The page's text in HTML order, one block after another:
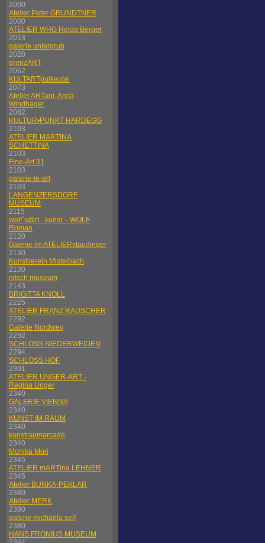
2000
Atelier Peter GRUNDTNER
2000
ATELIER WHG Helga Berger
2013
galerie untergrub
2020
grenzART
2062
KULTARTpulkautal
2073
Atelier ARTani, Anita
Windhager
2082
KULTUR•PUNKT HARDEGG
2103
ATELIER MARTINA
SCHETTINA
2103
Fine-Art 31
2103
galerie-le-art
2103
LANGENZERSDORF
MUSEUM
2115
wolf´s@rt - kunst – WOLF
Roman
2120
Galerie im ATELIERstaudinger
2130
Kunstverein Mistelbach
2130
nitsch museum
2143
BRIGITTA KNOLL
2225
ATELIER FRANZ RAUSCHER
2292
Galerie Nordweg
2292
SCHLOSS NIEDERWEIDEN
2294
SCHLOSS HOF
2301
ATELIER UNGER-ART -
Regina Unger
2340
GALERIE VIENNA
2340
KUNST IM RAUM
2340
kunstraumarcade
2340
Monika Mori
2345
ATELIER mARTina LEHNER
2345
Atelier BUNKA-PEKLAR
2380
Atelier MERK
2380
galerie michaela seif
2380
HANS FRONIUS MUSEUM